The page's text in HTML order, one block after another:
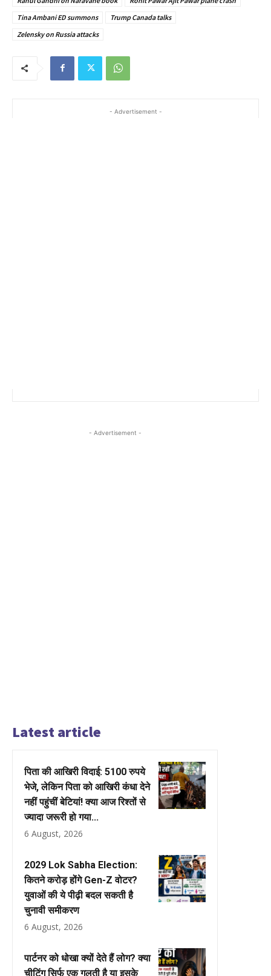
Tina Ambani ED summons
Trump Canada talks
Zelensky on Russia attacks
- Advertisement -
- Advertisement -
Latest article
पिता की आखिरी विदाई: 5100 रुपये
भेजे, लेकिन पिता को आखिरी कंधा देने
नहीं पहुंचीं बेटियां! क्या आज रिश्तों से
ज्यादा जरूरी हो गया...
6 August, 2026
2029 Lok Sabha Election:
कितने करोड़ होंगे Gen-Z वोटर?
युवाओं की ये पीढ़ी बदल सकती है
चुनावी समीकरण
6 August, 2026
पार्टनर को धोखा क्यों देते हैं लोग? क्या
चीटिंग सिर्फ एक गलती है या इसके